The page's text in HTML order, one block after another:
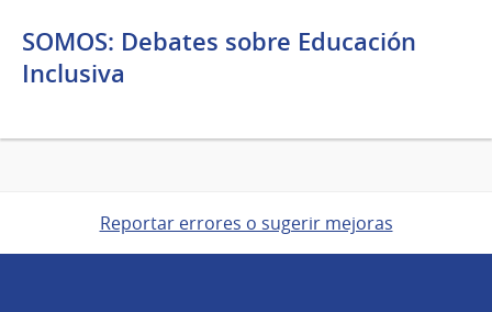
SOMOS: Debates sobre Educación
Inclusiva
Reportar errores o sugerir mejoras